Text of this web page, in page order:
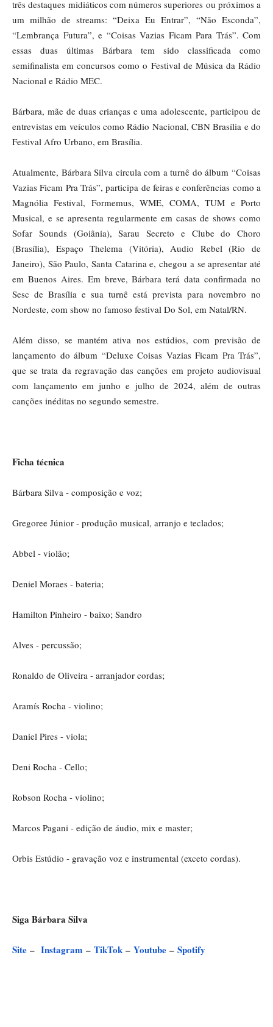
três destaques midiáticos com números superiores ou próximos a
um milhão de streams: “Deixa Eu Entrar”, “Não Esconda”,
“Lembrança Futura”, e “Coisas Vazias Ficam Para Trás”. Com
essas duas últimas Bárbara tem sido classificada como
semifinalista em concursos como o Festival de Música da Rádio
Nacional e Rádio MEC.
Bárbara, mãe de duas crianças e uma adolescente, participou de
entrevistas em veículos como Rádio Nacional, CBN Brasília e do
Festival Afro Urbano, em Brasília.
Atualmente, Bárbara Silva circula com a turnê do álbum “Coisas
Vazias Ficam Pra Trás”, participa de feiras e conferências como a
Magnólia Festival, Formemus, WME, COMA, TUM e Porto
Musical, e se apresenta regularmente em casas de shows como
Sofar Sounds (Goiânia), Sarau Secreto e Clube do Choro
(Brasília), Espaço Thelema (Vitória), Audio Rebel (Rio de
Janeiro), São Paulo, Santa Catarina e, chegou a se apresentar até
em Buenos Aires. Em breve, Bárbara terá data confirmada no
Sesc de Brasília e sua turnê está prevista para novembro no
Nordeste, com show no famoso festival Do Sol, em Natal/RN.
Além disso, se mantém ativa nos estúdios, com previsão de
lançamento do álbum “Deluxe Coisas Vazias Ficam Pra Trás”,
que se trata da regravação das canções em projeto audiovisual
com lançamento em junho e julho de 2024, além de outras
canções inéditas no segundo semestre.
Ficha técnica
Bárbara Silva - composição e voz;
Gregoree Júnior - produção musical, arranjo e teclados;
Abbel - violão;
Deniel Moraes - bateria;
Hamilton Pinheiro - baixo; Sandro
Alves - percussão;
Ronaldo de Oliveira - arranjador cordas;
Aramís Rocha - violino;
Daniel Pires - viola;
Deni Rocha - Cello;
Robson Rocha - violino;
Marcos Pagani - edição de áudio, mix e master;
Orbis Estúdio - gravação voz e instrumental (exceto cordas).
Siga Bárbara Silva
Site – Instagram – TikTok – Youtube – Spotify